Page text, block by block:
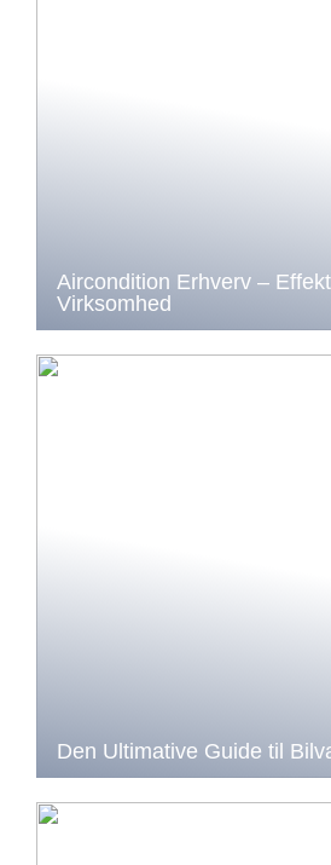
Aircondition Erhverv –
Virksomhed
Den Ultimative Guide til